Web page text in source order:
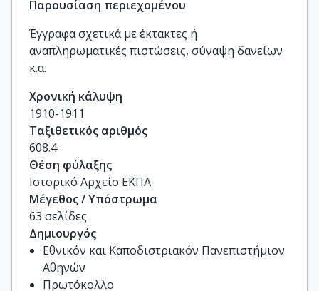
Παρουσίαση περιεχομένου
Έγγραφα σχετικά με έκτακτες ή
αναπληρωματικές πιστώσεις, σύναψη δανείων
κ.α.
Χρονική κάλυψη
1910-1911
Ταξιθετικός αριθμός
608.4
Θέση φύλαξης
Ιστορικό Αρχείο ΕΚΠΑ
Μέγεθος / Υπόστρωμα
63 σελίδες
Δημιουργός
Εθνικόν και Καποδιστριακόν Πανεπιστήμιον
Αθηνών
Πρωτόκολλο